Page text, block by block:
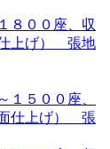
８００座、収
上げ） 張地